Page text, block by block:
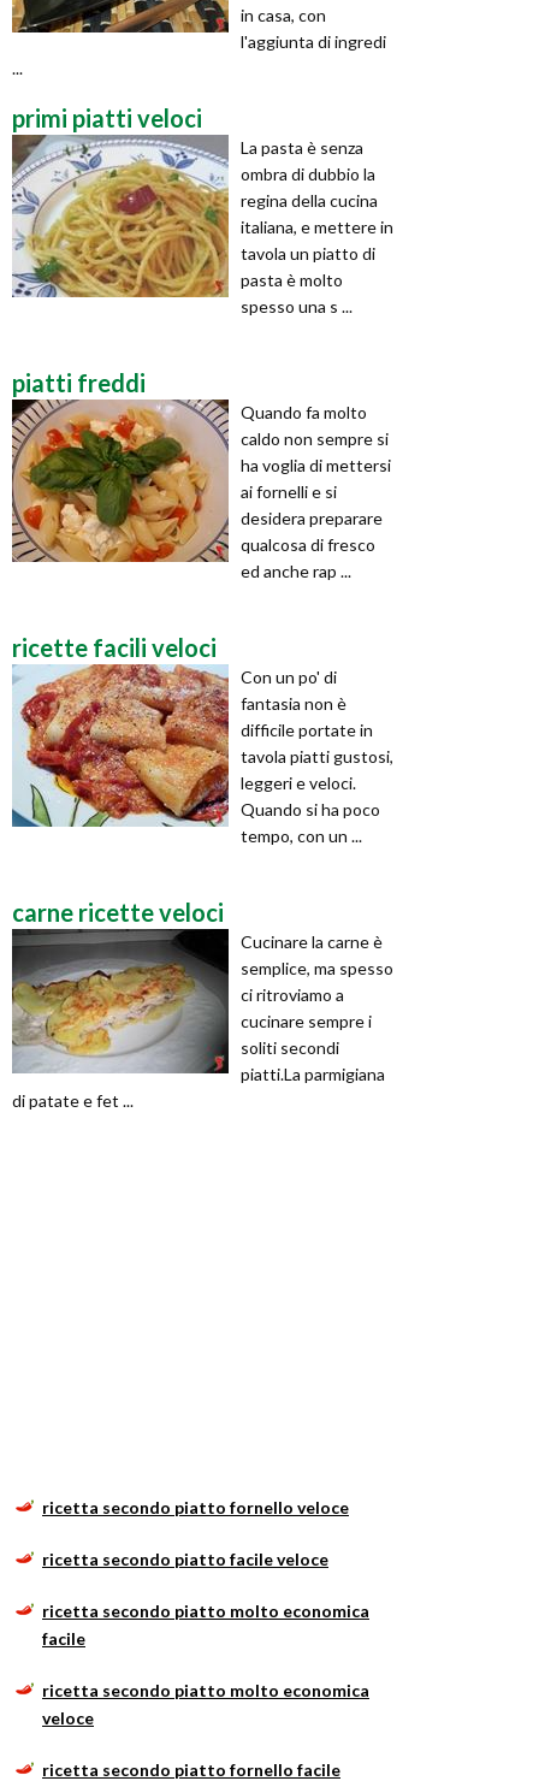
in casa, con
l'aggiunta di ingredi
...
primi piatti veloci
La pasta è senza
ombra di dubbio la
regina della cucina
italiana, e mettere in
tavola un piatto di
pasta è molto
spesso una s ...
piatti freddi
Quando fa molto
caldo non sempre si
ha voglia di mettersi
ai fornelli e si
desidera preparare
qualcosa di fresco
ed anche rap ...
ricette facili veloci
Con un po' di
fantasia non è
difficile portate in
tavola piatti gustosi,
leggeri e veloci.
Quando si ha poco
tempo, con un ...
carne ricette veloci
Cucinare la carne è
semplice, ma spesso
ci ritroviamo a
cucinare sempre i
soliti secondi
piatti.La parmigiana
di patate e fet ...
ricetta secondo piatto fornello veloce
ricetta secondo piatto facile veloce
ricetta secondo piatto molto economica
facile
ricetta secondo piatto molto economica
veloce
ricetta secondo piatto fornello facile